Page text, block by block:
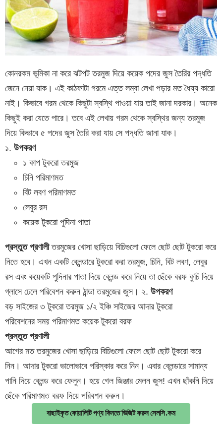
কোনরকম ভূমিকা না করে ঝটপট তরমুজ দিয়ে কয়েক পদের জুস তৈরির পদ্ধতি
জেনে নেয়া যাক। এই কাঠফাটা গরমে এত্ত লম্বা লেখা পড়ার মত ধৈয্য কারো
নাই। কিভাবে গরম থেকে কিছুটা স্বস্থি পাওয়া যায় তাই জানা দরকার। অনেক
কিছুই করা যেতে পারে। তবে এই লেখায় গরম থেকে স্বস্থির জন্য তরমুজ
দিয়ে কিভাবে ৫ পদের জুস তৈরি করা যায় সে পদ্ধতি জানা যাক।
১. উপকরণ
১ কাপ টুকরো তরমুজ
চিনি পরিমাণমত
বিট লবণ পরিমাণমত
লেবুর রস
কয়েক টুকরো পুদিনা পাতা
প্রস্তুত প্রণালীতরমুজের খোসা ছাড়িয়ে বিচিগুলো ফেলে ছোট ছোট টুকরো করে
নিতে হবে। এখন একটি ব্লেন্ডারে টুকরো করা তরমুজ, চিনি, বিট লবণ, লেবুর
রস এবং কয়েকটি পুদিনার পাতা দিয়ে ব্লেন্ড করে নিয়ে তা ছেঁকে বরফ কুচি দিয়ে
গ্লাসে ঢেলে পরিবেশন করুন ঠান্ডা তরমুজের জুস। ২. উপকরণ
বড় সাইজের ৩ টুকরো তরমুজ ১/২ ইঞ্চি সাইজের আদার টুকরো
পরিবেশনের সময় পরিমাণমত কয়েক টুকরো বরফ
প্রস্তুত প্রণালী
আগের মত তরমুজের খোসা ছাড়িয়ে বিচিগুলো ফেলে ছোট ছোট টুকরো করে
নিন। আদার টুকরো ভালোভাবে পরিস্কার করে নিন। এবার ব্লেন্ডারে সামান্য
পানি দিয়ে ব্লেন্ড করে ফেলুন। হয়ে গেল জিঞ্জার মেলন জুস! এখন ছাঁকনি দিয়ে
ছেঁকে পরিমাণমত বরফ দিয়ে পরিবশন করুন।
বাছাইকৃত কোয়ালিটি পণ্য কিনতে ভিজিট করুন সেলসি.কম